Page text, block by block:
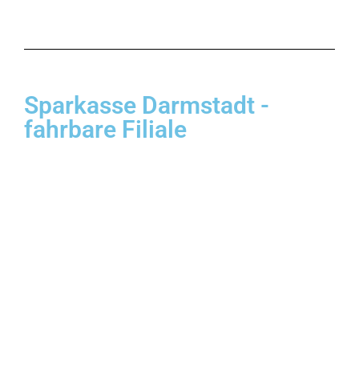
Sparkasse Darmstadt -
fahrbare Filiale